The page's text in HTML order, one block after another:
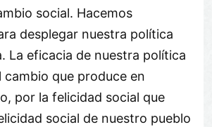
social. Hacemos
desplegar nuestra política
La eficacia de nuestra política
cambio que produce en
por la felicidad social que
social de nuestro pueblo